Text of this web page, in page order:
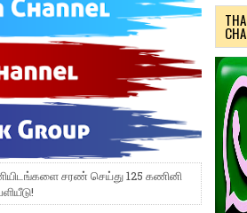
சரண் செய்து 125 கணினி